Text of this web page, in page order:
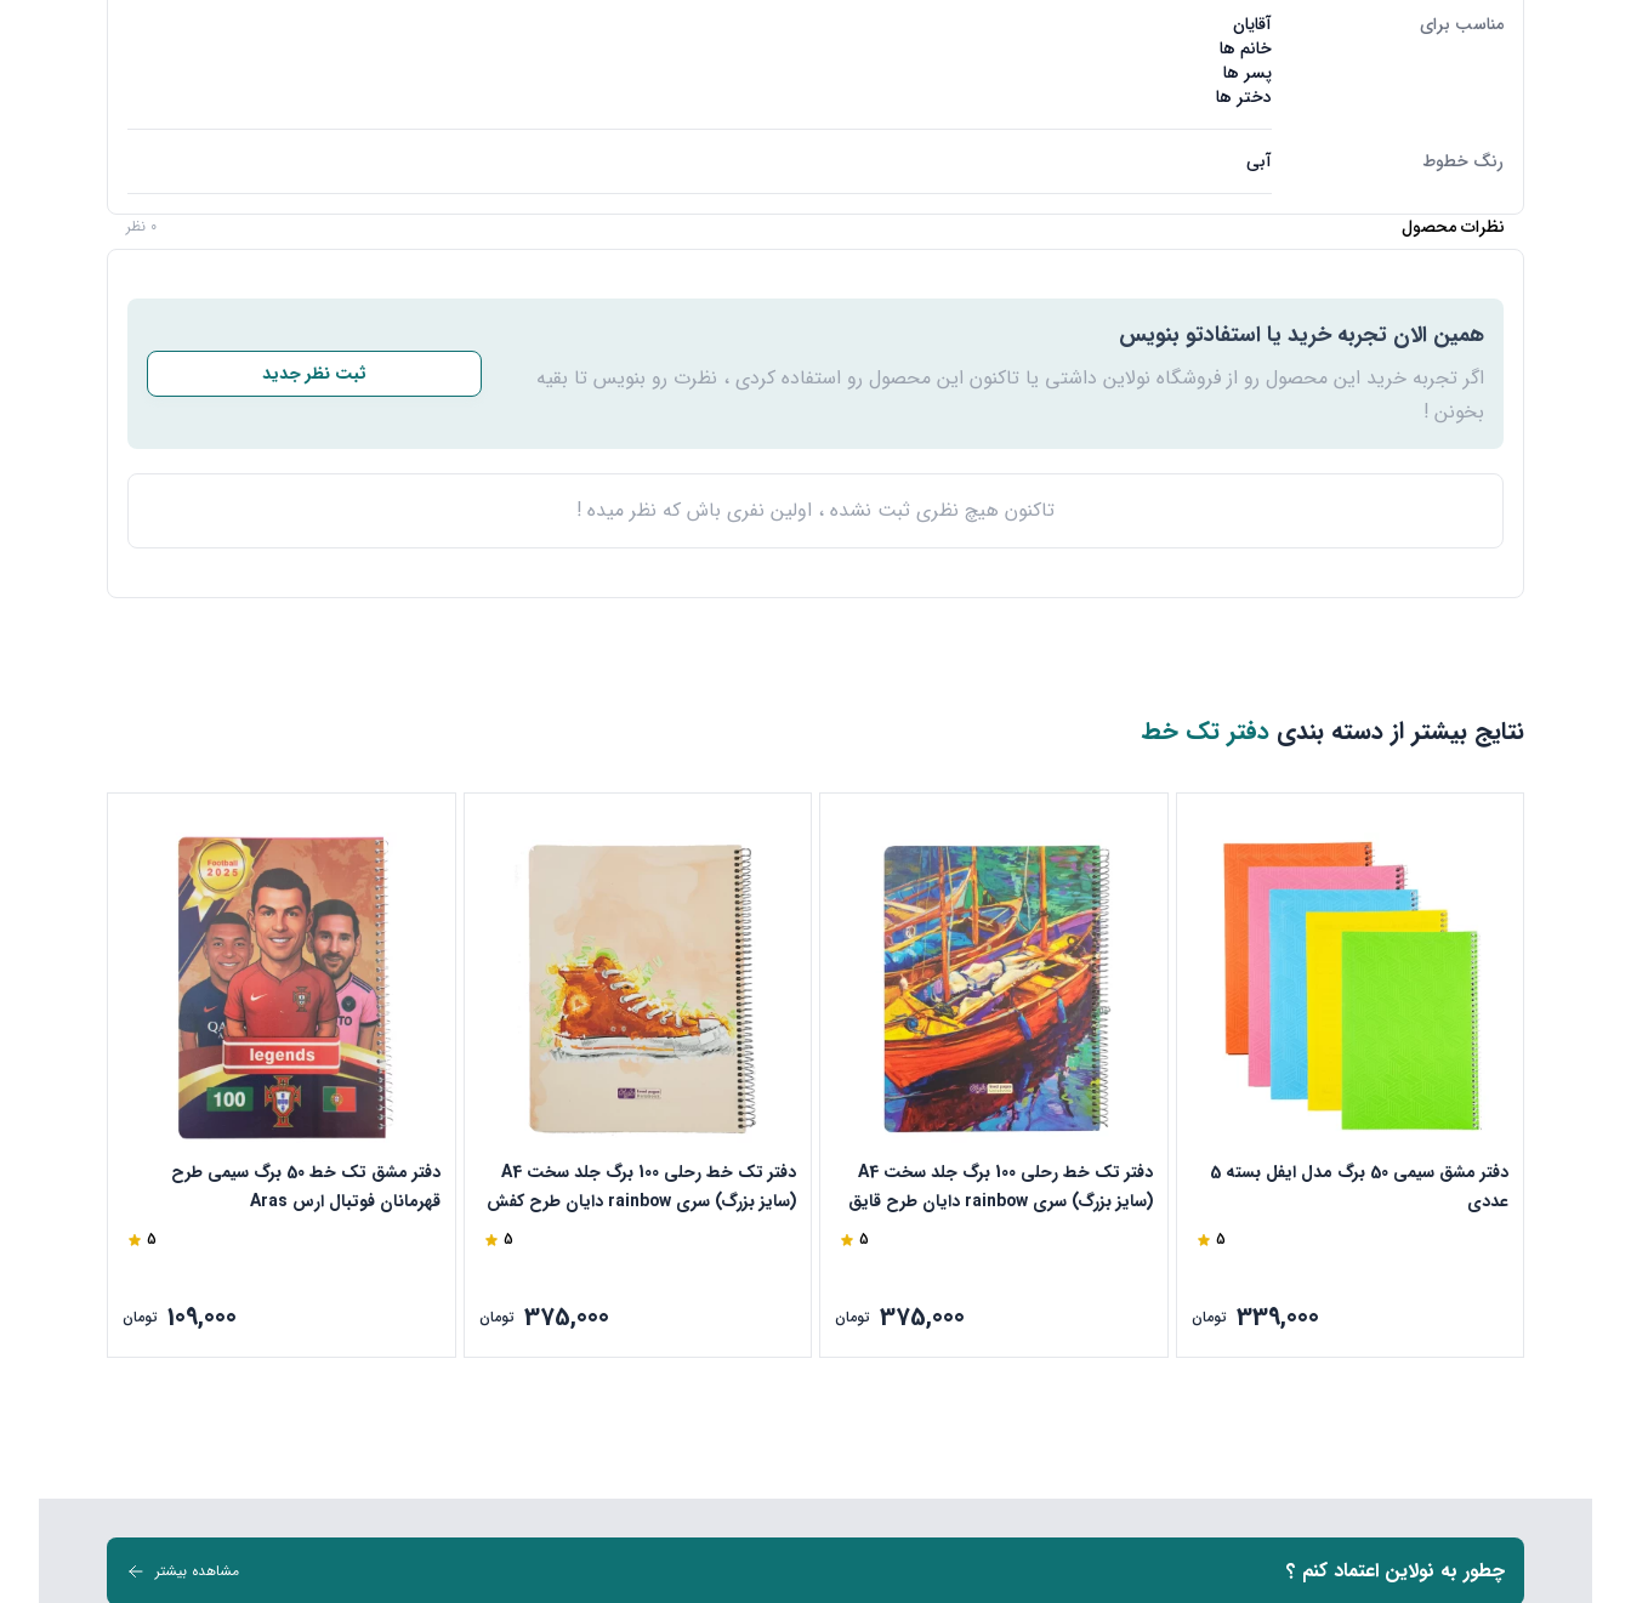
مناسب برای
آقایان
خانم ها
پسر ها
دختر ها
رنگ خطوط آبی
نظرات محصول 0 نظر
همین الان تجربه خرید یا استفادتو بنویس
اگر تجربه خرید این محصول رو از فروشگاه نولاین داشتی یا تاکنون این محصول رو استفاده کردی ، نظرت رو بنویس تا بقیه
بخونن !
ثبت نظر جدید
تاکنون هیچ نظری ثبت نشده ، اولین نفری باش که نظر میده !
نتایج بیشتر از دسته بندی دفتر تک خط
دفتر مشق سیمی 50 برگ مدل ایفل بسته 5
عددی
5
339,000 تومان
دفتر تک خط رحلی 100 برگ جلد سخت A4
(سایز بزرگ) سری rainbow دایان طرح قایق
5
375,000 تومان
دفتر تک خط رحلی 100 برگ جلد سخت A4
(سایز بزرگ) سری rainbow دایان طرح کفش
5
375,000 تومان
دفتر مشق تک خط 50 برگ سیمی طرح
قهرمانان فوتبال ارس Aras
5
109,000 تومان
چطور به نولاین اعتماد کنم ؟ مشاهده بیشتر